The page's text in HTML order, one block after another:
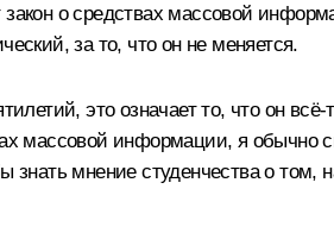
закон о средствах массовой
за то, что он не меняется.
это означает то, что он
массовой информации, я
мнение студенчества о том,